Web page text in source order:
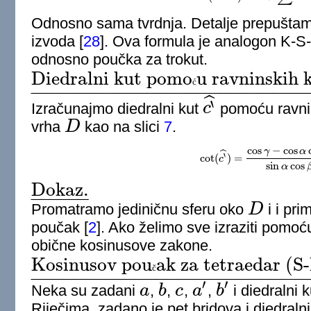
Odnosno sama tvrdnja. Detalje
izvoda [28]. Ova formula je analogon K-
odnosno poučka za trokut.
Diedralni kut pomoću ravninskih
−−−−−−−−−−−−−−−−−−−−−−−−−−
Diedralni kut pomoću ravninskih kutova (ili pomoću bridova)._
Izračunajmo diedralni kut c‵
ˆ
c‵^
pomoću
vrha D
D kao na slici 7.
cot(c‵
ˆ) =
cos γ − cosα
sin α cos
cot(c‵^ )=cosγ−cosαcosβsin
Dokaz.
− −
−−−−
Dokaz._
Promatramo jediničnu sferu oko D
D
i i
poučak [2]. Ako želimo sve izraziti
obične kosinusove zakone.
Kosinusov poučak za tetraedar
−−−−−−−−−−−−−−−−−−−−−−−−−−
Kosinusov poučak za tetraedar (S-K-S pravilo)._
Neka su zadani a
a , b
b , c
c , a′
a′ , b′
b′
i diedralni